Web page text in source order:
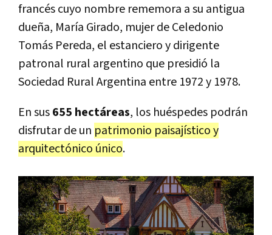
francés cuyo nombre rememora a su antigua
dueña, María Girado, mujer de Celedonio
Tomás Pereda, el estanciero y dirigente
patronal rural argentino que presidió la
Sociedad Rural Argentina entre 1972 y 1978.
En sus655 hectáreas, los huéspedes podrán
disfrutar de un patrimonio paisajístico y
arquitectónico único.